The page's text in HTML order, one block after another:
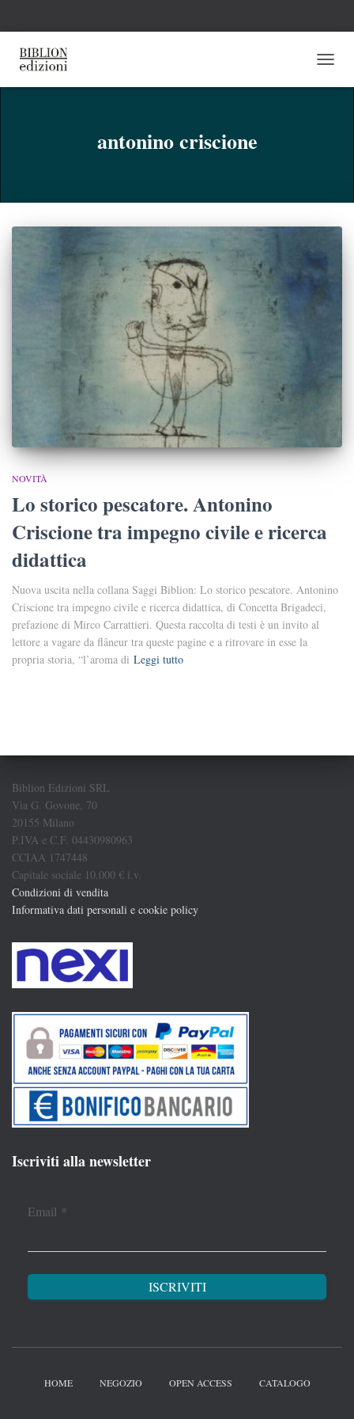
antonino criscione
NOVITÀ
Lo storico pescatore. Antonino
Criscione tra impegno civile e ricerca
didattica
Nuova uscita nella collana Saggi Biblion: Lo storico pescatore. Antonino
Criscione tra impegno civile e ricerca didattica, di Concetta Brigadeci,
prefazione di Mirco Carrattieri. Questa raccolta di testi è un invito al
lettore a vagare da flâneur tra queste pagine e a ritrovare in esse la
propria storia, “l’aroma di Leggi tutto
Biblion Edizioni SRL
Via G. Govone, 70
20155 Milano
P.IVA e C.F. 04430980963
CCIAA 1747448
Capitale sociale 10.000 € i.v.
Condizioni di vendita
Informativa dati personali e cookie policy
Iscriviti alla newsletter
Email *
HOME NEGOZIO OPEN ACCESS CATALOGO